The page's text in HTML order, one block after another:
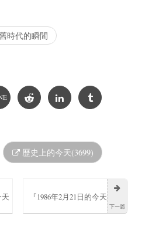
時代的瞬間
歷史上的今天(3699)
下一篇
『1986年2月21日的今天